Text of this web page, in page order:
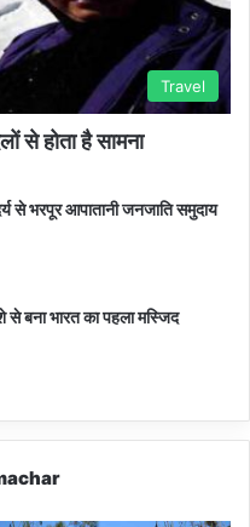
Travel
से होता है सामना
से भरपूर आपातानी जनजाति समुदाय
से बना भारत का पहला मस्जिद